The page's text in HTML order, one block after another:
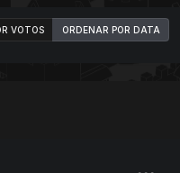
VOTOS ORDENAR POR DATA